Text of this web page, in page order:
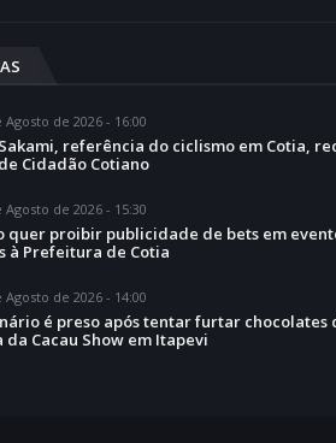
Agosto de 2026 - 16:00
referência do ciclismo em Cotia,
Cidadão Cotiano
Agosto de 2026 - 15:30
quer proibir publicidade de bets em
à Prefeitura de Cotia
Agosto de 2026 - 14:00
é preso após tentar furtar chocolates
Cacau Show em Itapevi